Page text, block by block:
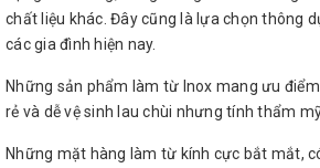
chất liệu khác. Đây cũng là lựa chọn thông
các gia đình hiện nay.
Những sản phẩm làm từ Inox mang ưu
rẻ và dễ vệ sinh lau chùi nhưng tính thẩm
Những mặt hàng làm từ kính cực bắt mắt,